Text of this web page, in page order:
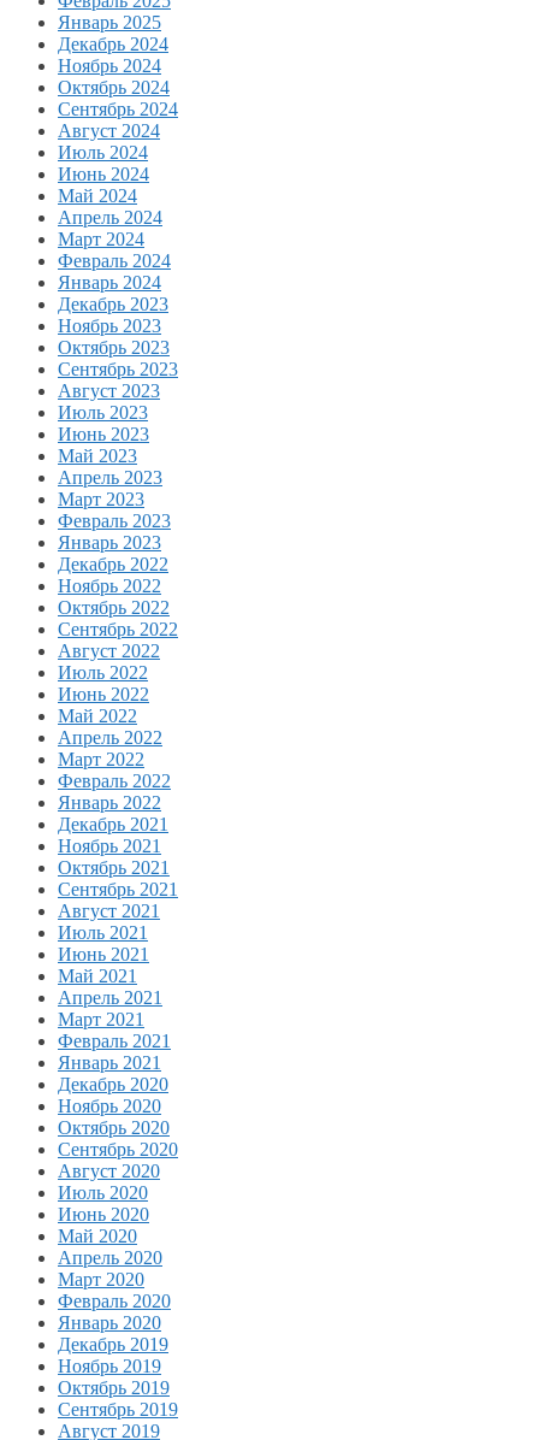
Январь 2025
Декабрь 2024
Ноябрь 2024
Октябрь 2024
Сентябрь 2024
Август 2024
Июль 2024
Июнь 2024
Май 2024
Апрель 2024
Март 2024
Февраль 2024
Январь 2024
Декабрь 2023
Ноябрь 2023
Октябрь 2023
Сентябрь 2023
Август 2023
Июль 2023
Июнь 2023
Май 2023
Апрель 2023
Март 2023
Февраль 2023
Январь 2023
Декабрь 2022
Ноябрь 2022
Октябрь 2022
Сентябрь 2022
Август 2022
Июль 2022
Июнь 2022
Май 2022
Апрель 2022
Март 2022
Февраль 2022
Январь 2022
Декабрь 2021
Ноябрь 2021
Октябрь 2021
Сентябрь 2021
Август 2021
Июль 2021
Июнь 2021
Май 2021
Апрель 2021
Март 2021
Февраль 2021
Январь 2021
Декабрь 2020
Ноябрь 2020
Октябрь 2020
Сентябрь 2020
Август 2020
Июль 2020
Июнь 2020
Май 2020
Апрель 2020
Март 2020
Февраль 2020
Январь 2020
Декабрь 2019
Ноябрь 2019
Октябрь 2019
Сентябрь 2019
Август 2019